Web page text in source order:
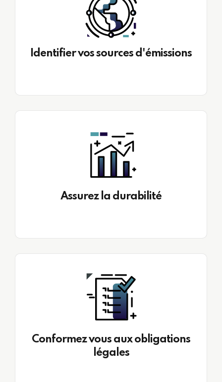
Identifier vos sources d'émissions
Assurez la durabilité
Conformez vous aux obligations
légales